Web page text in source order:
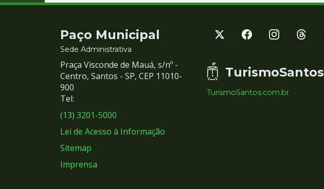
Contato
e
Redes
Sociais
Paço Municipal
Sede Administrativa
Praça Visconde de Mauá, s/nº -
Centro, Santos - SP, CEP 11010-
900
Tel:
(13) 3201-5000
Lei de Acesso à Informação
Sitemap
Imprensa
TurismoSantos
TurismoSantos.com.br